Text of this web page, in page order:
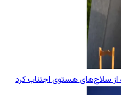
سلاح‌های هستوی اجتناب کرد